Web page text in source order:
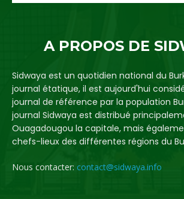
A PROPOS DE
Sidwaya est un quotidien national du
journal étatique, il est aujourd'hui
journal de référence par la population
journal Sidwaya est distribué
Ouagadougou la capitale, mais
chefs-lieux des différentes régions du
Nous contacter: contact@sidwaya.info